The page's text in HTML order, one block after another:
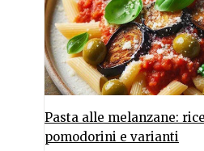
Pasta alle melanzane:
pomodorini e varianti